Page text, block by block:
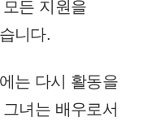
든 지원을
니다.
는 다시 활동을
녀는 배우로서